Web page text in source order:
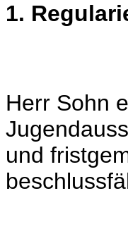
1.
Herr Sohn
und